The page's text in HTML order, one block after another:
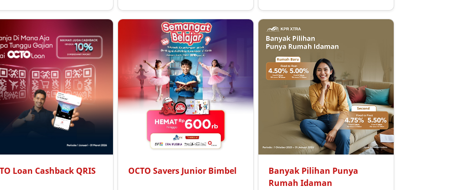
Loan Cashback QRIS OCTO Savers Junior Bimbel
Banyak Pilihan Punya
Rumah Idaman